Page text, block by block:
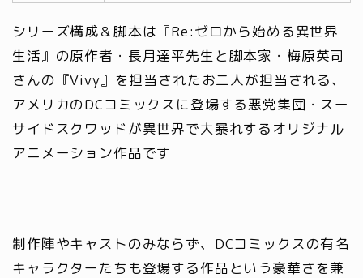
シリーズ構成＆脚本は『Re:ゼロから始める異世界
生活』の原作者・長月達平先生と脚本家・梅原英司
さんの『Vivy』を担当されたお二人が担当される、
アメリカのDCコミックスに登場する悪党集団・スー
サイドスクワッドが異世界で大暴れするオリジナル
アニメーション作品です
制作陣やキャストのみならず、DCコミックスの有名
キャラクターたちも登場する作品という豪華さを兼